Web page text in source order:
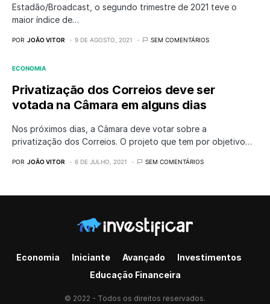
Estadão/Broadcast, o segundo trimestre de 2021 teve o
maior índice de…
POR JOÃO VITOR 9 DE AGOSTO, 2021 SEM COMENTÁRIOS
ECONOMIA
Privatização dos Correios deve ser
votada na Câmara em alguns dias
Nos próximos dias, a Câmara deve votar sobre a
privatização dos Correios. O projeto que tem por objetivo…
POR JOÃO VITOR 6 DE JULHO, 2021 SEM COMENTÁRIOS
Economia Iniciante Avançado
Investimentos
Educação Financeira
© 2022 - Todos os direitos reservados.